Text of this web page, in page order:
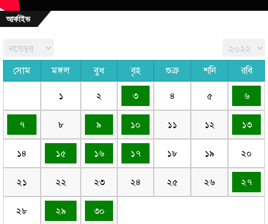
আর্কাইভ
সোম মঙ্গল বুধ বৃহ শুক্র শনি রবি
১ ২ ৩ ৪ ৫ ৬
৭ ৮ ৯ ১০ ১১ ১২ ১৩
১৪ ১৫ ১৬ ১৭ ১৮ ১৯ ২০
২১ ২২ ২৩ ২৪ ২৫ ২৬ ২৭
২৮ ২৯ ৩০